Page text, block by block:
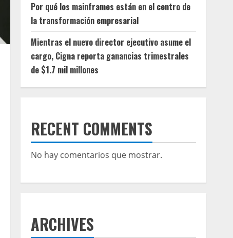
Por qué los mainframes están en el centro de
la transformación empresarial
Mientras el nuevo director ejecutivo asume el
cargo, Cigna reporta ganancias trimestrales
de $1.7 mil millones
RECENT COMMENTS
No hay comentarios que mostrar.
ARCHIVES